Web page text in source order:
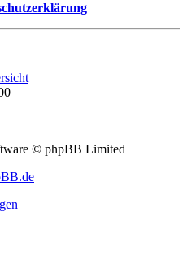
© phpBB Limited